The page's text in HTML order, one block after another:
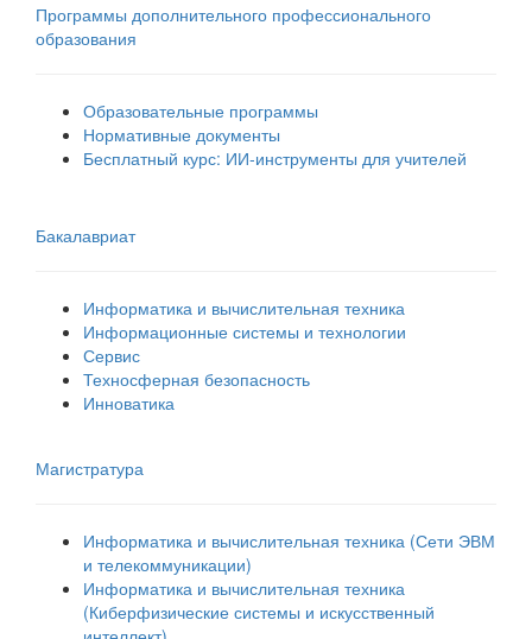
Программы дополнительного профессионального
образования
Образовательные программы
Нормативные документы
Бесплатный курс: ИИ‑инструменты для учителей
Бакалавриат
Информатика и вычислительная техника
Информационные системы и технологии
Сервис
Техносферная безопасность
Инноватика
Магистратура
Информатика и вычислительная техника (Сети ЭВМ
и телекоммуникации)
Информатика и вычислительная техника
(Киберфизические системы и искусственный